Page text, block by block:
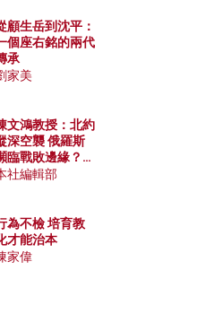
顧生岳到沈平：
個座右銘的兩代
承
家美
文鴻教授：北約
深空襲 俄羅斯
臨戰敗邊緣？中
零部件能左右戰
社編輯部
為不檢 培育教
才能治本
家偉